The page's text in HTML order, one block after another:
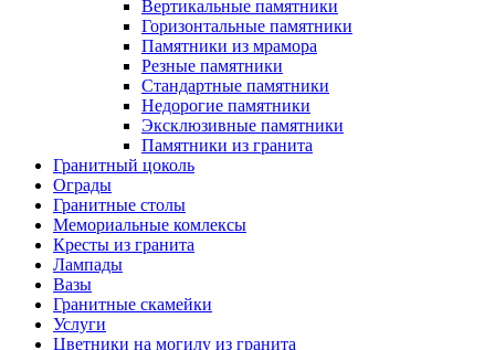
Вертикальные памятники
Горизонтальные памятники
Памятники из мрамора
Резные памятники
Стандартные памятники
Недорогие памятники
Эксклюзивные памятники
Памятники из гранита
Гранитный цоколь
Ограды
Гранитные столы
Мемориальные комлексы
Кресты из гранита
Лампады
Вазы
Гранитные скамейки
Услуги
Цветники на могилу из гранита